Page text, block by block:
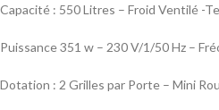
Capacité : 550 Litres – Froid Ventilé -
Puissance 351 w – 230 V/1/50 Hz –
Dotation : 2 Grilles par Porte – Mini